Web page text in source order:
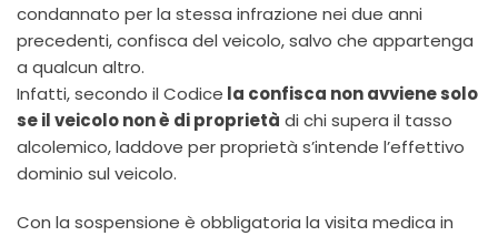
condannato per la stessa infrazione nei due anni
precedenti, confisca del veicolo, salvo che appartenga
a qualcun altro.
Infatti, secondo il Codice la confisca non avviene solo
se il veicolo non è di proprietà di chi supera il tasso
alcolemico, laddove per proprietà s’intende l’effettivo
dominio sul veicolo.
Con la sospensione è obbligatoria la visita medica in